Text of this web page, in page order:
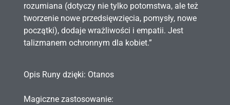
rozumiana (dotyczy nie tylko potomstwa, ale też
tworzenie nowe przedsięwzięcia, pomysły, nowe
początki), dodaje wrażliwości i empatii. Jest
talizmanem ochronnym dla kobiet.”
Opis Runy dzięki: Otanos
Magiczne zastosowanie: